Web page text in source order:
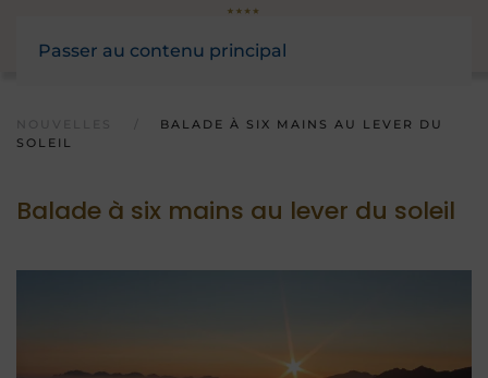
Passer au contenu principal
BALADE À SIX MAINS AU LEVER DU
SOLEIL
Balade à six mains au lever du soleil